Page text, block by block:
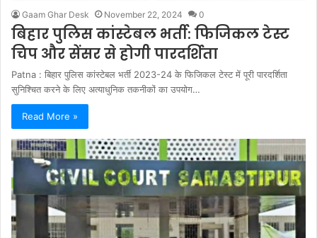
Gaam Ghar Desk November 22, 2024 0
बिहार पुलिस कांस्टेबल भर्ती: फिजिकल टेस्ट
चिप और सेंसर से होगी पारदर्शिता
Patna : बिहार पुलिस कांस्टेबल भर्ती 2023-24 के फिजिकल टेस्ट में पूरी पारदर्शिता
सुनिश्चित करने के लिए अत्याधुनिक तकनीकों का उपयोग…
Read More »